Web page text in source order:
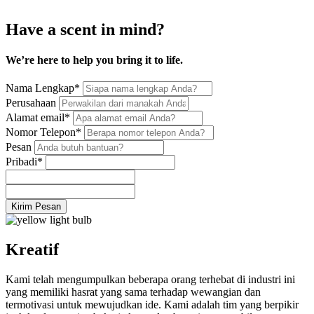
Have a scent in mind?
We’re here to help you bring it to life.
Nama Lengkap*
Perusahaan
Alamat email*
Nomor Telepon*
Pesan
Pribadi*
Kirim Pesan
Kreatif
Kami telah mengumpulkan beberapa orang terhebat di industri ini
yang memiliki hasrat yang sama terhadap wewangian dan
termotivasi untuk mewujudkan ide. Kami adalah tim yang berpikir